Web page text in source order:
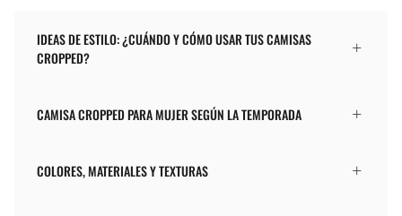
IDEAS DE ESTILO: ¿CUÁNDO Y CÓMO USAR TUS CAMISAS
CROPPED?
CAMISA CROPPED PARA MUJER SEGÚN LA TEMPORADA
COLORES, MATERIALES Y TEXTURAS